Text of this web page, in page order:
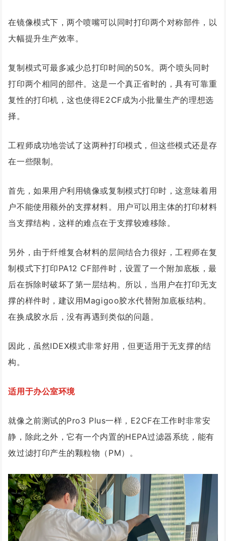
在镜像模式下，两个喷嘴可以同时打印两个对称部件，以
大幅提升生产效率。
复制模式可最多减少总打印时间的50%。两个喷头同时
打印两个相同的部件。这是一个真正省时的，具有可靠重
复性的打印机，这也使得E2CF成为小批量生产的理想选
择。
工程师成功地尝试了这两种打印模式，但这些模式还是存
在一些限制。
首先，如果用户利用镜像或复制模式打印时，这意味着用
户不能使用额外的支撑材料。用户可以用主体的打印材料
当支撑结构，这样的难点在于支撑较难移除。
另外，由于纤维复合材料的层间结合力很好，工程师在复
制模式下打印PA12 CF部件时，设置了一个附加底板，最
后在拆除时破坏了第一层结构。所以，当用户在打印无支
撑的样件时，建议用Magigoo胶水代替附加底板结构。
在换成胶水后，没有再遇到类似的问题。
因此，虽然IDEX模式非常好用，但更适用于无支撑的结
构。
适用于办公室环境
就像之前测试的Pro3 Plus一样，E2CF在工作时非常安
静，除此之外，它有一个内置的HEPA过滤器系统，能有
效过滤打印产生的颗粒物（PM）。